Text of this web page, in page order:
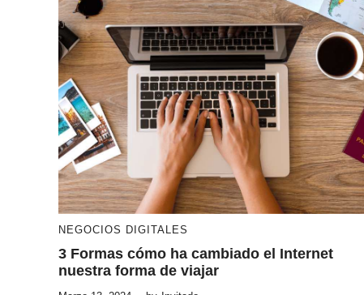
NEGOCIOS DIGITALES
3 Formas cómo ha cambiado el Internet
nuestra forma de viajar